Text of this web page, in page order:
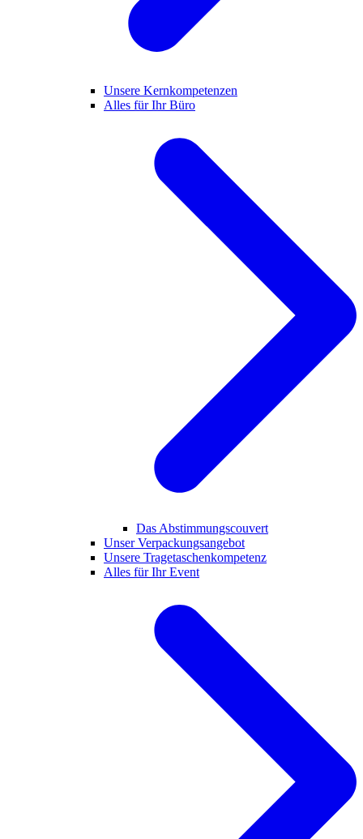
Unsere Kernkompetenzen
Alles für Ihr Büro
Das Abstimmungscouvert
Unser Verpackungsangebot
Unsere Tragetaschenkompetenz
Alles für Ihr Event